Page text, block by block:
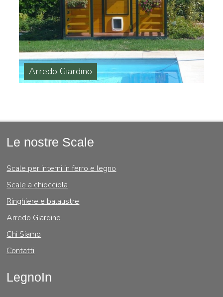
Arredo Giardino
Le nostre Scale
Scale per interni in ferro e legno
Scale a chiocciola
Ringhiere e balaustre
Arredo Giardino
Chi Siamo
Contatti
LegnoIn